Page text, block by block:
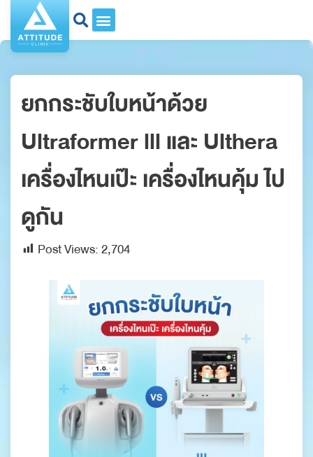
ยกกระชับใบหน้าด้วย
Ultraformer lll และ Ulthera
เครื่องไหนเป๊ะ เครื่องไหนคุ้ม ไป
ดูกัน
Post Views:2,704